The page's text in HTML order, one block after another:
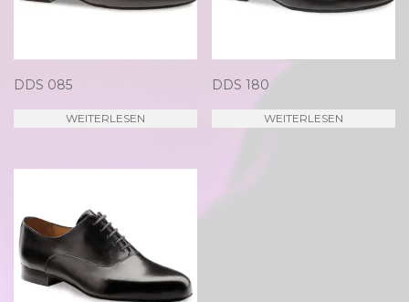
DDS 085
WEITERLESEN
DDS 180
WEITERLESEN